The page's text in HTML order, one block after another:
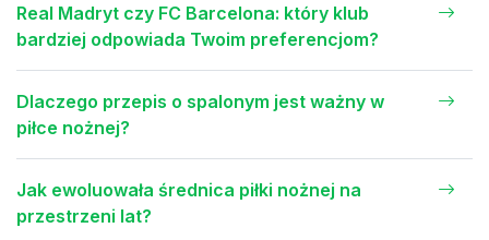
Real Madryt czy FC Barcelona: który klub
bardziej odpowiada Twoim preferencjom?
Dlaczego przepis o spalonym jest ważny w
piłce nożnej?
Jak ewoluowała średnica piłki nożnej na
przestrzeni lat?